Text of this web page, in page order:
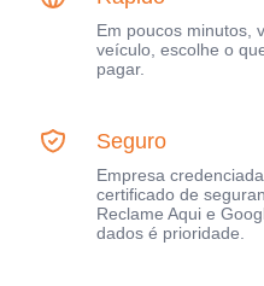
Em poucos minutos,
veículo, escolhe o
pagar.
Seguro
Empresa
certificado de
Reclame Aqui e
dados é prioridade.